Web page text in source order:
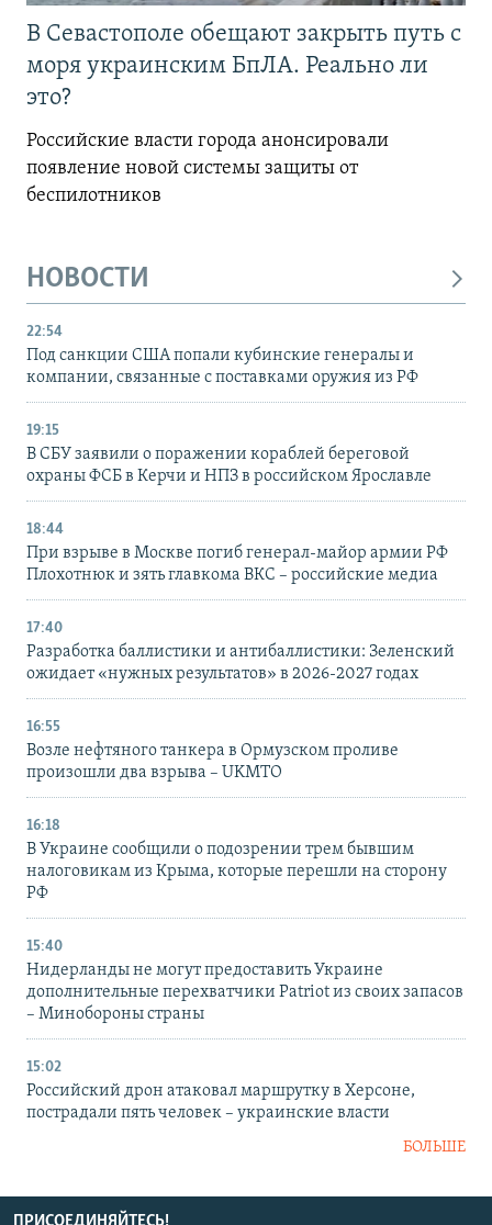
В Севастополе обещают закрыть путь с
моря украинским БпЛА. Реально ли
это?
Российские власти города анонсировали
появление новой системы защиты от
беспилотников
НОВОСТИ
22:54
Под санкции США попали кубинские генералы и
компании, связанные с поставками оружия из РФ
19:15
В СБУ заявили о поражении кораблей береговой
охраны ФСБ в Керчи и НПЗ в российском Ярославле
18:44
При взрыве в Москве погиб генерал-майор армии РФ
Плохотнюк и зять главкома ВКС – российские медиа
17:40
Разработка баллистики и антибаллистики: Зеленский
ожидает «нужных результатов» в 2026-2027 годах
16:55
Возле нефтяного танкера в Ормузском проливе
произошли два взрыва – UKMTO
16:18
В Украине сообщили о подозрении трем бывшим
налоговикам из Крыма, которые перешли на сторону
РФ
15:40
Нидерланды не могут предоставить Украине
дополнительные перехватчики Patriot из своих запасов
– Минобороны страны
15:02
Российский дрон атаковал маршрутку в Херсоне,
пострадали пять человек – украинские власти
БОЛЬШЕ